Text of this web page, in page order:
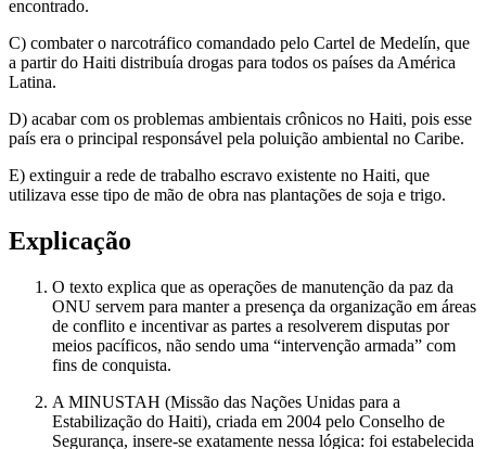
encontrado.
C) combater o narcotráfico comandado pelo Cartel de Medelín, que
a partir do Haiti distribuía drogas para todos os países da América
Latina.
D) acabar com os problemas ambientais crônicos no Haiti, pois esse
país era o principal responsável pela poluição ambiental no Caribe.
E) extinguir a rede de trabalho escravo existente no Haiti, que
utilizava esse tipo de mão de obra nas plantações de soja e trigo.
Explicação
O texto explica que as operações de manutenção da paz da
ONU servem para manter a presença da organização em áreas
de conflito e incentivar as partes a resolverem disputas por
meios pacíficos, não sendo uma “intervenção armada” com
fins de conquista.
A MINUSTAH (Missão das Nações Unidas para a
Estabilização do Haiti), criada em 2004 pelo Conselho de
Segurança, insere-se exatamente nessa lógica: foi estabelecida